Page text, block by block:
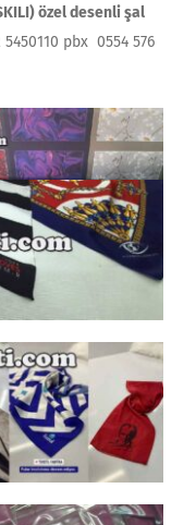
özel desenli şal
pbx 0554 576